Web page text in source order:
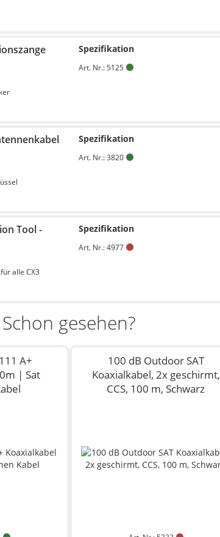
Spezifikation
Art. Nr.: 5125
Spezifikation
Art. Nr.: 3820
Tool -
alle CX3
Spezifikation
Art. Nr.: 4977
Schon gesehen?
A+
| Sat
100 dB Outdoor SAT
Koaxialkabel, 2x geschirmt,
CCS, 100 m, Schwarz